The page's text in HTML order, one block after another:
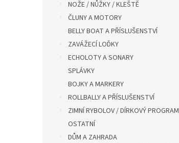
NOŽE / NŮŽKY / KLEŠTĚ
ČLUNY A MOTORY
BELLY BOAT A PŘÍSLUŠENSTVÍ
ZAVÁŽECÍ LOĎKY
ECHOLOTY A SONARY
SPLÁVKY
BOJKY A MARKERY
ROLLBALLY A PŘÍSLUŠENSTVÍ
ZIMNÍ RYBOLOV / DÍRKOVÝ PROGRAM
OSTATNÍ
DŮM A ZAHRADA